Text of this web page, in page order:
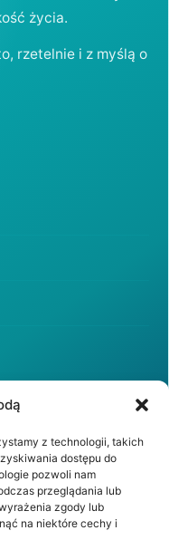
z technologii, takich
dostępu do
pozwoli nam
przeglądania lub
zgody lub
na niektóre cechy i
życia.
rzetelnie i z myślą o